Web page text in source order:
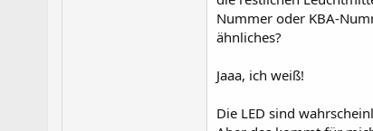
Nummer oder KBA-
ähnliches?
Jaaa, ich weiß!
Die LED sind